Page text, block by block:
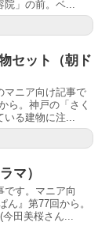
院」の前。ベ...
セット（朝ド
マニア向け記事で
ら。神戸の「さく
いる建物に注...
マ）
です。マニア向
ん』第77回から。
今田美桜さん...